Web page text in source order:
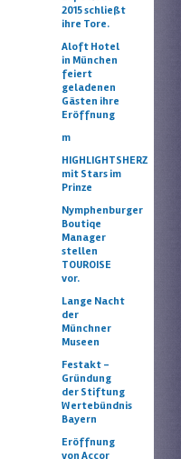
2015 schließt
ihre Tore.
Aloft Hotel
in München
feiert
geladenen
Gästen ihre
Eröffnung
m
HIGHLIGHTSHERZ
mit Stars im
Prinze
Nymphenburger
Boutiqe
Manager
stellen
TOUROISE
vor.
Lange Nacht
der
Münchner
Museen
Festakt –
Gründung
der Stiftung
Wertebündnis
Bayern
Eröffnung
von Accor